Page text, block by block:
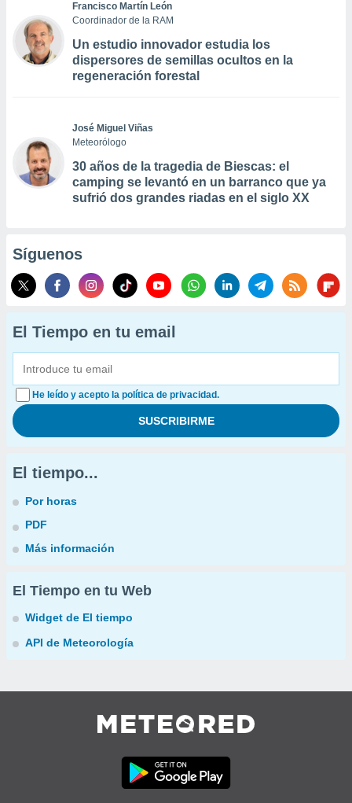
Francisco Martín León
Coordinador de la RAM
Un estudio innovador estudia los
dispersores de semillas ocultos en la
regeneración forestal
José Miguel Viñas
Meteorólogo
30 años de la tragedia de Biescas: el
camping se levantó en un barranco que ya
sufrió dos grandes riadas en el siglo XX
Síguenos
El Tiempo en tu email
He leído y acepto la política de privacidad.
El tiempo...
Por horas
PDF
Más información
El Tiempo en tu Web
Widget de El tiempo
API de Meteorología